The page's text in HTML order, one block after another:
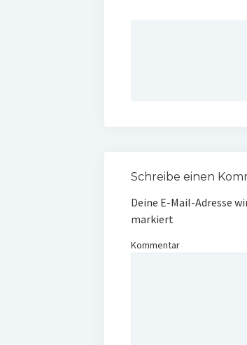
Schreibe einen
Deine E-Mail-Adresse
markiert
Kommentar